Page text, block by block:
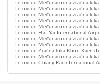
Letovi od Međunarodna zračna
Letovi od Međunarodna zračna
Letovi od Međunarodna zračna
Letovi od Međunarodna zračna
Letovi od Međunarodna zračna
Letovi od Hat Yai International
Letovi od Međunarodna zračna
Letovi od Međunarodna zračna
Letovi od Zračna luka Khon Kaen
Letovi od Međunarodna zračna
Letovi od Chiang Rai International